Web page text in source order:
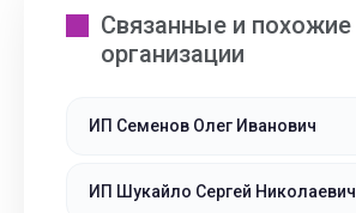
Связанные и похожие
организации
ИП Семенов Олег Иванович
ИП Шукайло Сергей Николаевич